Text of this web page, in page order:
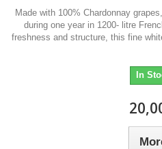
Made with 100% Chardonnay
during one year in 1200- litre
freshness and structure, this fine
In